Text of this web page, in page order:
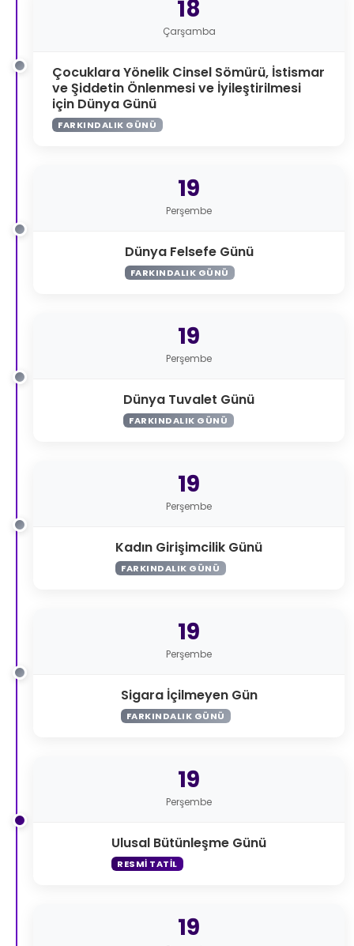
18
Çarşamba
Çocuklara Yönelik Cinsel Sömürü, İstismar
ve Şiddetin Önlenmesi ve İyileştirilmesi
için Dünya Günü
FARKINDALIK GÜNÜ
19
Perşembe
Dünya Felsefe Günü
FARKINDALIK GÜNÜ
19
Perşembe
Dünya Tuvalet Günü
FARKINDALIK GÜNÜ
19
Perşembe
Kadın Girişimcilik Günü
FARKINDALIK GÜNÜ
19
Perşembe
Sigara İçilmeyen Gün
FARKINDALIK GÜNÜ
19
Perşembe
Ulusal Bütünleşme Günü
RESMI TATIL
19